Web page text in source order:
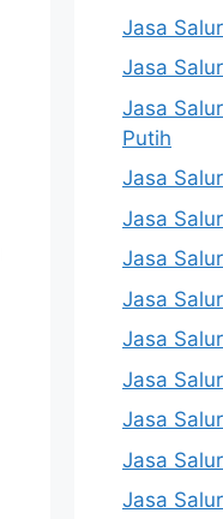
Jasa
Jasa
Jasa
Putih
Jasa
Jasa
Jasa
Jasa
Jasa
Jasa
Jasa
Jasa
Jasa